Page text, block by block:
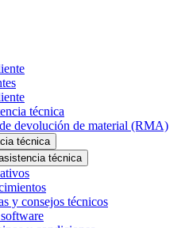
técnica
devolución de material (RMA)
técnica
técnica
y consejos técnicos